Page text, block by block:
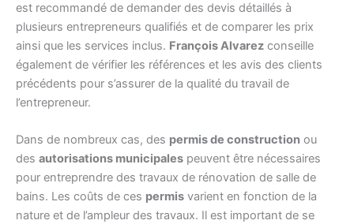
est recommandé de demander des devis détaillés à
plusieurs entrepreneurs qualifiés et de comparer les prix
ainsi que les services inclus. François Alvarez conseille
également de vérifier les références et les avis des clients
précédents pour s’assurer de la qualité du travail de
l’entrepreneur.
Dans de nombreux cas, des permis de construction ou
des autorisations municipales peuvent être nécessaires
pour entreprendre des travaux de rénovation de salle de
bains. Les coûts de ces permis varient en fonction de la
nature et de l’ampleur des travaux. Il est important de se